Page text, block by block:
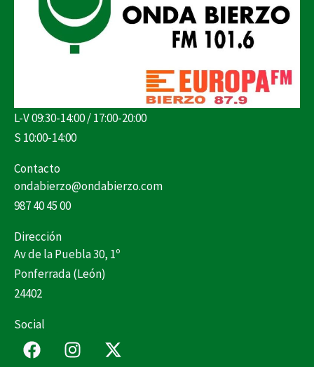
L-V 09:30-14:00 / 17:00-20:00
S 10:00-14:00
Contacto
ondabierzo@ondabierzo.com
987 40 45 00
Dirección
Av de la Puebla 30, 1º
Ponferrada (León)
24402
Social
F
a
I
n
X
-